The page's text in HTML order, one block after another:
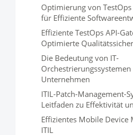
Optimierung von TestOps
für Effiziente
Effiziente TestOps API-
Optimierte
Die Bedeutung von IT-
Unternehmen
ITIL-Patch-Management-
Leitfaden zu Effektivität
Effizientes Mobile Device
ITIL